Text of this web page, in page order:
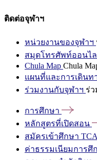
ติดต่อจุฬาฯ
หน่วยงานของจุฬาฯ
สมุดโทรศัพท์ออนไ
Chula Map Chula
แผนที่และการเดินท
ร่วมงานกับจุฬาฯ ร่
การศึกษา
หลักสูตรที่เปิดสอน
สมัครเข้าศึกษา
ค่าธรรมเนียมการศึ